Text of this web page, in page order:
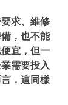
求、維修
，也不能
宜，但一
需要投入
，這同樣